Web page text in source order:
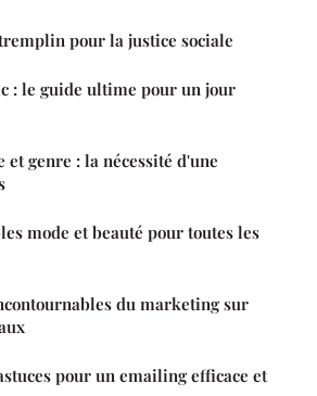
pour la justice sociale
: le guide ultime pour un jour
et genre : la nécessité d'une
mode et beauté pour toutes les
du marketing sur
pour un emailing efficace et